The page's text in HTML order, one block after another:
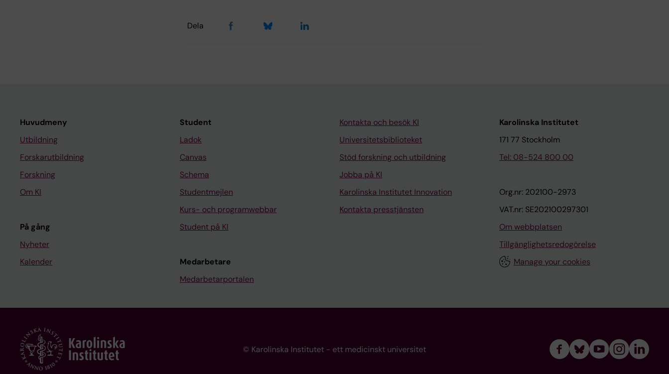
Dela
Huvudmeny
Utbildning
Forskarutbildning
Forskning
Om KI
På gång
Nyheter
Kalender
Student
Ladok
Canvas
Schema
Studentmejlen
Kurs- och programwebbar
Student på KI
Medarbetare
Medarbetarportalen
Kontakta och besök KI
Universitetsbiblioteket
Stöd forskning och utbildning
Jobba på KI
Karolinska Institutet Innovation
Kontakta presstjänsten
Karolinska Institutet
171 77 Stockholm
Tel: 08-524 800 00
Org.nr: 202100-2973
VAT.nr: SE202100297301
Om webbplatsen
Tillgänglighetsredogörelse
Manage your cookies
© Karolinska Institutet - ett medicinskt universitet